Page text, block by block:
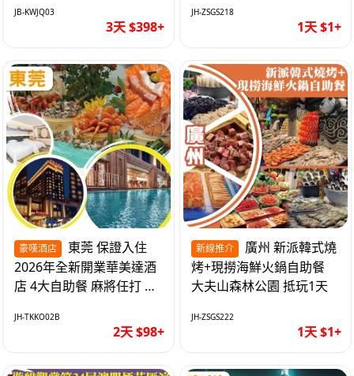
純玩3天
JB-KWJQ03
3天 $398+
1天
JH-ZSGS218
1天 $1+
豪嘆酒店
2026年全新開業華美達酒
店 4大自助餐 麻將任打 抵
JH-TKKO02B
2天 $98+
新線推介
烤+現撈海鮮火鍋自助餐
大夫山森林公園 抵玩1天
JH-ZSGS222
1天 $1+